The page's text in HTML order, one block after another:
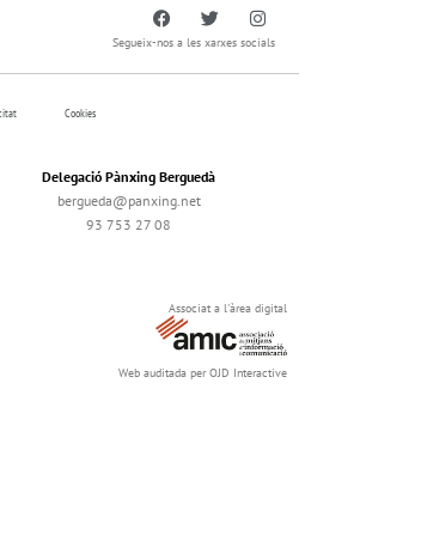
Segueix-nos a les xarxes socials
Cookies
Delegació Pànxing Berguedà
bergueda@panxing.net
93 753 27 08
Associat a l'àrea digital
Web auditada per OJD Interactive